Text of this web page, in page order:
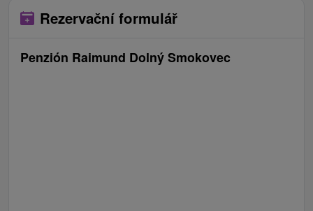
Rezervační formulář
Penzión Raimund Dolný Smokovec